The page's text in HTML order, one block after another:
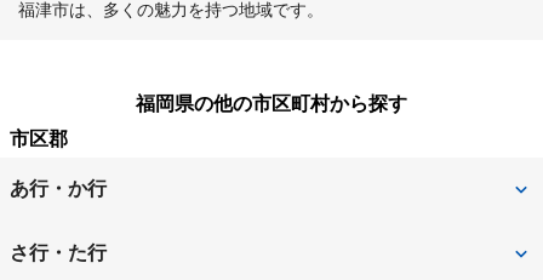
福津市は、多くの魅力を持つ地域です。
福岡県の他の市区町村から探す
市区郡
あ行・か行
朝倉郡筑前町
さ行・た行